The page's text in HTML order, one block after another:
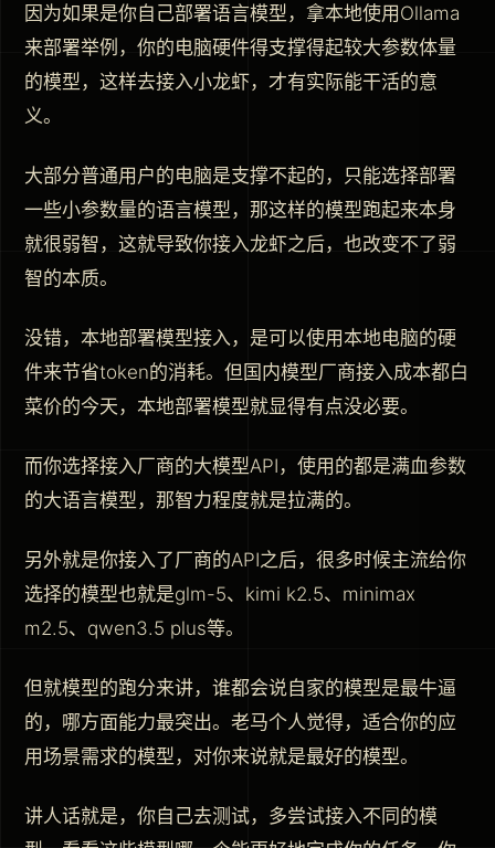
因为如果是你自己部署语言模型，拿本地使用Ollama
来部署举例，你的电脑硬件得支撑得起较大参数体量
的模型，这样去接入小龙虾，才有实际能干活的意
义。
大部分普通用户的电脑是支撑不起的，只能选择部署
一些小参数量的语言模型，那这样的模型跑起来本身
就很弱智，这就导致你接入龙虾之后，也改变不了弱
智的本质。
没错，本地部署模型接入，是可以使用本地电脑的硬
件来节省token的消耗。但国内模型厂商接入成本都白
菜价的今天，本地部署模型就显得有点没必要。
而你选择接入厂商的大模型API，使用的都是满血参数
的大语言模型，那智力程度就是拉满的。
另外就是你接入了厂商的API之后，很多时候主流给你
选择的模型也就是glm-5、kimi k2.5、minimax
m2.5、qwen3.5 plus等。
但就模型的跑分来讲，谁都会说自家的模型是最牛逼
的，哪方面能力最突出。老马个人觉得，适合你的应
用场景需求的模型，对你来说就是最好的模型。
讲人话就是，你自己去测试，多尝试接入不同的模